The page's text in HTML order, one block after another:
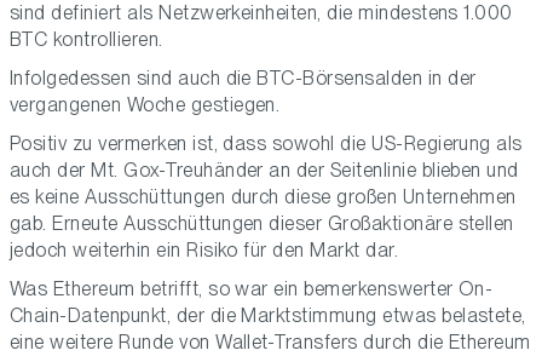
sind definiert als Netzwerkeinheiten, die mindestens 1.000
BTC kontrollieren.
Infolgedessen sind auch die BTC-Börsensalden in der
vergangenen Woche gestiegen.
Positiv zu vermerken ist, dass sowohl die US-Regierung als
auch der Mt. Gox-Treuhänder an der Seitenlinie blieben und
es keine Ausschüttungen durch diese großen Unternehmen
gab. Erneute Ausschüttungen dieser Großaktionäre stellen
jedoch weiterhin ein Risiko für den Markt dar.
Was Ethereum betrifft, so war ein bemerkenswerter On-
Chain-Datenpunkt, der die Marktstimmung etwas belastete,
eine weitere Runde von Wallet-Transfers durch die Ethereum